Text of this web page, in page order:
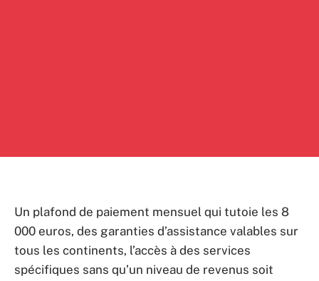
Un plafond de paiement mensuel qui tutoie les 8
000 euros, des garanties d’assistance valables sur
tous les continents, l’accès à des services
spécifiques sans qu’un niveau de revenus soit